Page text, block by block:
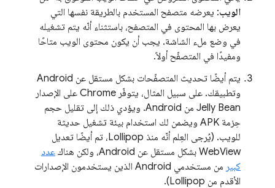
الويب: يعرضه متصفح المستخدم بالطريقة نفسها التي
يعرض بها المحتوى في المتصفح، باستثناء أنّه يتم تشغيله
في وضع ملء الشاشة. يجب أن يكون محتوى الويب متاحًا
ومفيدًا في المتصفّح أولاً.
يتم أيضًا تحديث المتصفّحات بشكل مستقل عن Android
وتطبيقك. على سبيل المثال، يتوفّر Chrome على الإصدار
Jelly Bean من Android. ويؤدي ذلك إلى تقليل حجم
حِزمة APK ويضمن لك استخدام بيئة تشغيل حديثة
للويب. (يُرجى العِلم أنّه منذ Lollipop، تم أيضًا تعديل
WebView بشكل مستقل عن Android، ولكن هناك
عدد
كبير
من مستخدمي Android الذين يستخدمون الإصدارات
الأقدم من Lollipop).